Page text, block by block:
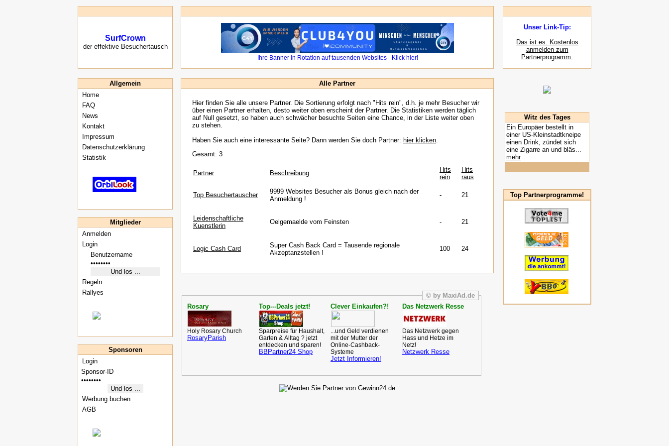
SurfCrown
der effektive Besuchertausch
Unser Link-Tip:
Das ist es. Kostenlos
anmelden zum
Partnerprogramm.
Allgemein
Home
FAQ
News
Kontakt
Impressum
Datenschutzerklärung
Statistik
Mitglieder
Anmelden
Login
Regeln
Rallyes
Sponsoren
Login
Werbung buchen
AGB
Alle Partner
Hier finden Sie alle unsere Partner. Die Sortierung erfolgt nach "Hits rein", d.h. je mehr Besucher wir
über einen Partner erhalten, desto weiter oben erscheint der Partner. Die Statistiken werden täglich
auf Null gesetzt, so haben auch schwächer besuchte Seiten eine Chance, in der Liste weiter oben
zu stehen.
Haben Sie auch eine interessante Seite? Dann werden Sie doch Partner: hier klicken.
Gesamt: 3
Partner Beschreibung
Hits
rein
Hits
raus
Top Besuchertauscher
9999 Websites Besucher als Bonus gleich nach der
Anmeldung !
- 21
Leidenschaftliche
Kuenstlerin
Oelgemaelde vom Feinsten - 21
Logic Cash Card
Super Cash Back Card = Tausende regionale
Akzeptanzstellen !
100 24
© by MaxiAd.de
Rosary
Holy Rosary Church
RosaryParish
Top‑--Deals jetzt!
Sparpreise für Haushalt,
Garten & Alltag ? jetzt
entdecken und sparen!
BBPartner24 Shop
Clever Einkaufen?!
...und Geld verdienen
mit der Mutter der
Online-Cashback-
Systeme
Jetzt Informieren!
Das Netzwerk Resse
Das Netzwerk gegen
Hass und Hetze im
Netz!
Netzwerk Resse
Witz des Tages
Ein Europäer bestellt in
einer US-Kleinstadtkneipe
einen Drink, zündet sich
eine Zigarre an und bläs...
mehr
Top Partnerprogramme!